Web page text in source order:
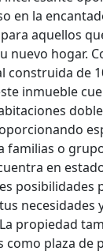
en la
aquellos
nuevo hogar.
construida de
inmueble
familias o
en
posibilidades
necesidades
propiedad
como plaza de